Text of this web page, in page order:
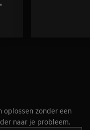
zonder een
naar je probleem.